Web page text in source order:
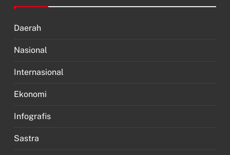
Daerah
Nasional
Internasional
Ekonomi
Infografis
Sastra